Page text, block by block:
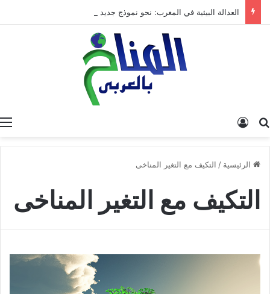
البحث عن
الرئيسية / التكيف مع التغير المناخى
التكيف مع التغير المناخى